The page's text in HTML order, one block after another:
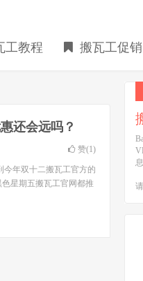
工教程 搬瓦工促销
还会远吗？
赞(1)
今年双十二搬瓦工官方的
星期五搬瓦工官网都推